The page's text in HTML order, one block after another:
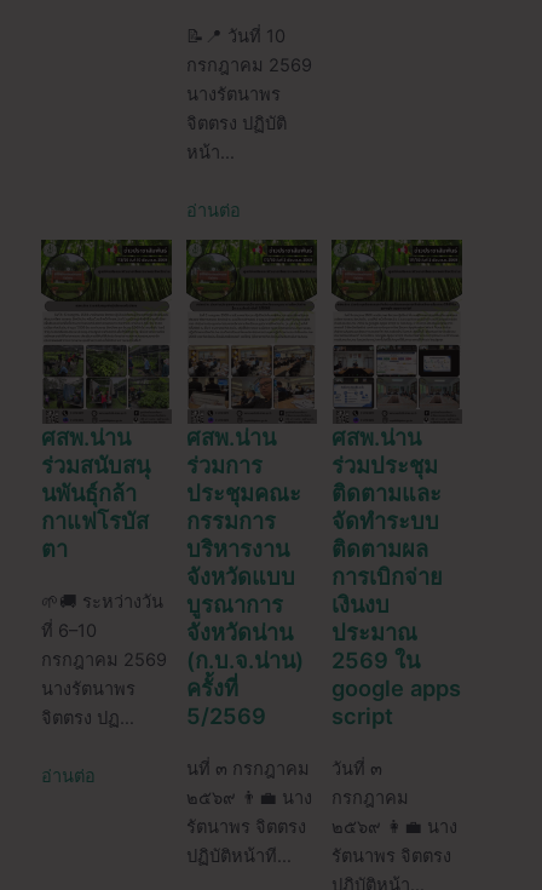
📝📍 วันที่ 10
กรกฎาคม 2569
นางรัตนาพร
จิตตรง ปฏิบัติ
หน้า…
อ่านต่อ
ศสพ.น่าน
ร่วมสนับสนุ
นพันธ์ุกล้า
กาแฟโรบัส
ตา
🌱🚚 ระหว่างวัน
ที่ 6–10
กรกฎาคม 2569
นางรัตนาพร
จิตตรง ปฏ…
อ่านต่อ
ศสพ.น่าน
ร่วมการ
ประชุมคณะ
กรรมการ
บริหารงาน
จังหวัดแบบ
บูรณาการ
จังหวัดน่าน
(ก.บ.จ.น่าน)
ครั้งที่
5/2569
นที่ ๓ กรกฎาคม
๒๕๖๙ 👨‍💼 นาง
รัตนาพร จิตตรง
ปฏิบัติหน้าที…
ศสพ.น่าน
ร่วมประชุม
ติดตามและ
จัดทำระบบ
ติดตามผล
การเบิกจ่าย
เงินงบ
ประมาณ
2569 ใน
google apps
script
วันที่ ๓
กรกฎาคม
๒๕๖๙ 👩‍💼 นาง
รัตนาพร จิตตรง
ปฏิบัติหน้า…